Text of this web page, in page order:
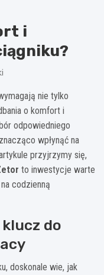
i
nie tylko
o komfort i
odpowiedniego
wpłynąć na
przyjrzymy się,
to inwestycje warte
codzienną
do
doskonale wie, jak